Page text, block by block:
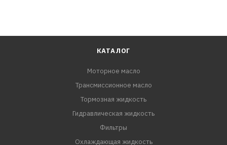
КАТАЛОГ
Моторное масло
Трансмиссионное масло
Тормозная жидкость
Гидравлическая жидкость
Фильтры
Охлаждающая жидкость